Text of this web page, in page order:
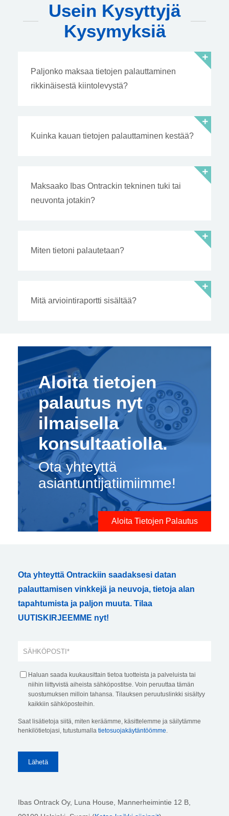
Usein Kysyttyjä
Kysymyksiä
Paljonko maksaa tietojen palauttaminen
rikkinäisestä kiintolevystä?
Kuinka kauan tietojen palauttaminen kestää?
Maksaako Ibas Ontrackin tekninen tuki tai
neuvonta jotakin?
Miten tietoni palautetaan?
Mitä arviointiraportti sisältää?
Aloita tietojen
palautus nyt
ilmaisella
konsultaatiolla.
Ota yhteyttä
asiantuntijatiimiimme!
Aloita Tietojen Palautus
Ota yhteyttä Ontrackiin saadaksesi datan
palauttamisen vinkkejä ja neuvoja, tietoja alan
tapahtumista ja paljon muuta. Tilaa
UUTISKIRJEEMME nyt!
Haluan saada kuukausittain tietoa tuotteista ja palveluista tai
niihin liittyvistä aiheista sähköpostitse. Voin peruuttaa tämän
suostumuksen milloin tahansa. Tilauksen peruutuslinkki sisältyy
kaikkiin sähköposteihin.
Saat lisätietoja siitä, miten keräämme, käsittelemme ja säilytämme
henkilötietojasi, tutustumalla tietosuojakäytäntöömme.
Ibas Ontrack Oy, Luna House, Mannerheimintie 12 B,